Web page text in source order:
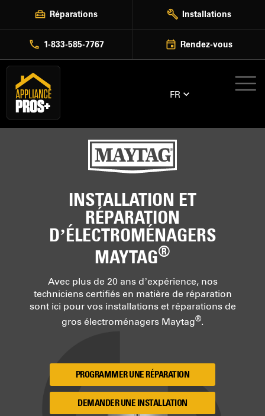
Réparations Installations
1-833-585-7767 Rendez-vous
FR
INSTALLATION ET
RÉPARATION
D’ÉLECTROMÉNAGERS
MAYTAG®
Avec plus de 20 ans d’expérience, nos
techniciens certifiés en matière de réparation
sont ici pour vos installations et réparations de
gros électroménagers Maytag®.
PROGRAMMER UNE RÉPARATION
DEMANDER UNE INSTALLATION